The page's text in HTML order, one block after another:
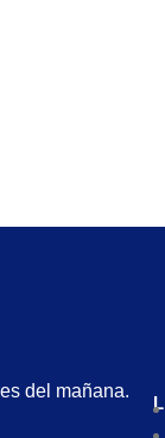
del mañana.